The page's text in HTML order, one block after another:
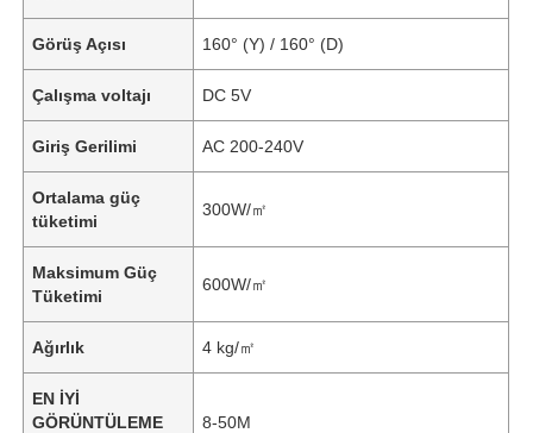
Görüş Açısı 160° (Y) / 160° (D)
Çalışma voltajı DC 5V
Giriş Gerilimi AC 200-240V
Ortalama güç
tüketimi
300W/㎡
Maksimum Güç
Tüketimi
600W/㎡
Ağırlık 4 kg/㎡
EN İYİ
GÖRÜNTÜLEME
8-50M